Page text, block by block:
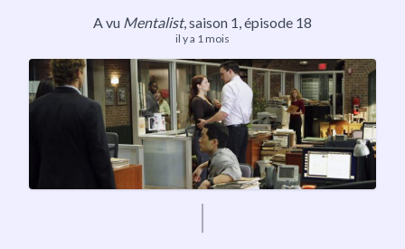
A vu Mentalist,saison 1, épisode 18
il y a 1 mois